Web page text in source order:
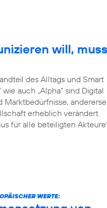
will, muss
des Alltags und Smart
auch „Alpha“ sind Digital
Marktbedürfnisse,
erheblich verändert.
für alle beteiligten
WERTE: